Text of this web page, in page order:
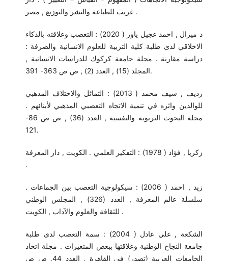
غريب للطباعة والنشر والتوزيع , مصر .
د ميرال , احمد عجيل ياور ( 2020) : التعصب وعلاقته بالذكاء
الاخلاقي لدى طلبة كلية التربية للعلوم الانسانية والصرفة :
دراسة مقارنة . مجلة جامعة كركوك للدراسات الانسانية ,
المجلد (15) , العدد (2) , ص ص 363- 391.
رديف , سيف محمد ( 2013) : التماثل والاختلاف المذهبي
للوالدين واثره في تنمية الاتجاه التعصبي المذهبي لأبنائهم .
مجلة البحوث التربوية والنفسية , العدد (36) , ص ص 86-
121.
زكريا , فؤاد ( 1978) : التفكير العلمي . الكويت , دار المعرفة
.
زيد , احمد ( 2006) : سيكولوجية التعصب بين الجماعات .
سلسلة عالم المعرفة , العدد (326) , المجلس الوطني
للثقافة والعلوم والآداب , الكويت .
الشكعة , علي عادل ( 2004) : سمة التعصب لدى طلبة
جامعة النجاح الوطنية وعلاقتها ببعض المتغيرات . مجلة اتحاد
الجامعات العربية (تصدر) في القاهرة , العدد 44, ص ص